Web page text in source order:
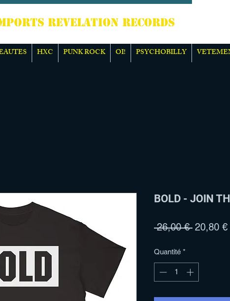
REVELATION RECORDS
HXC PUNK ROCK OI! PSYCHOBILLY
BOLD - JOIN
26,00 € Prix
20,80 €
Quantité *